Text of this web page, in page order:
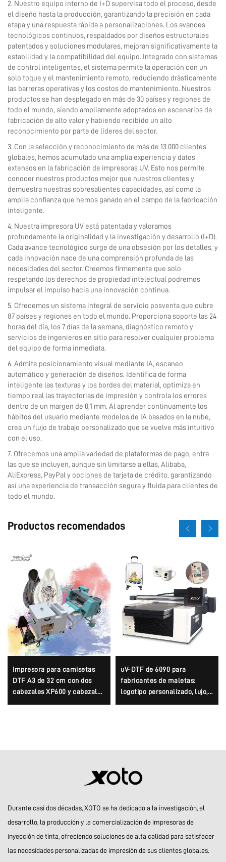
2. Nuestro equipo interno de I+D supervisa todo el proceso, desde
el diseño hasta la producción, garantizando la precisión en cada
etapa y una respuesta rápida a personalizaciones. Los avances
tecnológicos continuos, respaldados por diseños estructurales
patentados y soluciones modulares, mejoran significativamente la
estabilidad y la compatibilidad del equipo. Integrado con sistemas
de control inteligentes, el sistema permite la operación con un
solo toque y el mantenimiento remoto, reduciendo drásticamente
las barreras operativas y los costos de mantenimiento. Nuestros
productos se han desplegado en más de 30 países y regiones de
todo el mundo, siendo ampliamente adoptados en escenarios de
fabricación de alto valor y habiendo recibido un alto
reconocimiento por parte de líderes del sector.
3. Con la selección y reconocimiento de más de 13 000 clientes
globales, hemos acumulado una amplia experiencia y datos
extensos en la fabricación de impresoras UV. Esto nos permite
conocer nuestros productos mejor que nuestros clientes y
demuestra nuestras sobresalientes capacidades, así como la
amplia confianza que hemos ganado en el campo de la fabricación
inteligente.
4. Nuestra impresora UV está patentada y valoramos
profundamente la originalidad y la investigación y desarrollo (I+D).
Cada avance tecnológico surge de una obsesión por los detalles, y
cada innovación nace de una comprensión profunda de las
necesidades del sector. Creemos firmemente que solo
respetando los derechos de propiedad intelectual podremos
impulsar el impulso hacia una innovación continua.
5. Ofrecemos un sistema integral de servicio posventa que cubre
87 países y regiones en todo el mundo. Proporciona soporte las 24
horas del día, los 7 días de la semana, diagnóstico remoto y
servicios de ingenieros en sitio para resolver cualquier problema
del equipo de forma inmediata.
6. Admite posicionamiento visual mediante IA, escaneo
automático y generación de diseños. Identifica de forma
inteligente las texturas y los bordes del material, optimiza en
tiempo real las trayectorias de impresión y controla los errores
dentro de un margen de 0,1 mm. Al aprender continuamente los
hábitos del usuario mediante modelos de IA basados en la nube,
crea un flujo de trabajo personalizado que se vuelve más intuitivo
con el uso.
7. Ofrecemos una amplia variedad de plataformas de pago, entre
las que se incluyen, aunque sin limitarse a ellas, Alibaba,
AliExpress, PayPal y opciones de tarjeta de crédito, garantizando
así una experiencia de transacción segura y fluida para clientes de
todo el mundo.
Productos recomendados
Impresora para camisetas
DTF A3 de 32 cm con dos
cabezales XP600 y cabezales
uV-DTF de 6090 para
fabricantes de maletas:
logotipo personalizado, lujo,
Durante casi dos décadas, XOTO se ha dedicado a la investigación, el
desarrollo, la producción y la comercialización de impresoras de
inyección de tinta, ofreciendo soluciones de alta calidad para satisfacer
las necesidades personalizadas de impresión de sus clientes globales.